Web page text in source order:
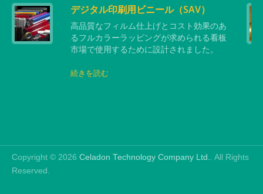
デジタル印刷用ビニール（SAV）
高品質なフィルム仕上げとコスト効果のあ
るフルカラーラッピングが求められる看板
市場で使用するために設計されました。
続きを読む
Copyright © 2026 Celadon Technology Company Ltd.
. All Rights
Reserved.